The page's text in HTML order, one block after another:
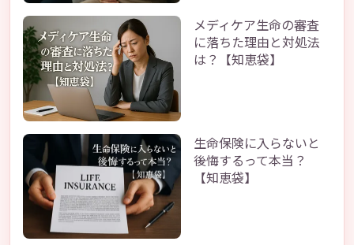
メディケア生命の審査
に落ちた理由と対処法
は？【知恵袋】
生命保険に入らないと
後悔するって本当？
【知恵袋】